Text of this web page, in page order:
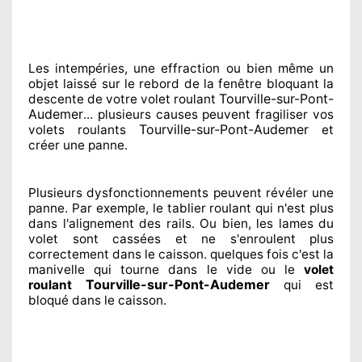
Les intempéries, une effraction ou bien même un
objet laissé sur le rebord de la fenêtre bloquant la
descente de votre volet roulant Tourville-sur-Pont-
Audemer... plusieurscauses peuvent fragiliser vos
volets roulants Tourville-sur-Pont-Audemer et
créer une panne.
Plusieurs dysfonctionnements peuvent révélerune
panne. Par exemple, le tablier roulant qui n'est plus
dans l'alignement des rails. Ou bien, les lames du
volet sont cassées et ne s'enroulent plus
correctement dans le caisson. quelques fois c'est la
manivelle qui tourne dans le vide ou le volet
roulant Tourville-sur-Pont-Audemer
qui est
bloqué dans le caisson.